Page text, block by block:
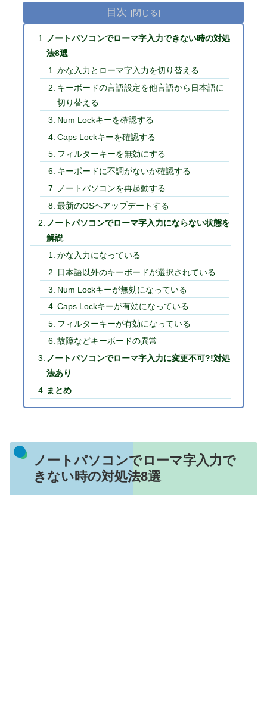
目次
ノートパソコンでローマ字入力できない時の対処
法8選
かな入力とローマ字入力を切り替える
キーボードの言語設定を他言語から日本語に
切り替える
Num Lockキーを確認する
Caps Lockキーを確認する
フィルターキーを無効にする
キーボードに不調がないか確認する
ノートパソコンを再起動する
最新のOSへアップデートする
ノートパソコンでローマ字入力にならない状態を
解説
かな入力になっている
日本語以外のキーボードが選択されている
Num Lockキーが無効になっている
Caps Lockキーが有効になっている
フィルターキーが有効になっている
故障などキーボードの異常
ノートパソコンでローマ字入力に変更不可?!対処
法あり
まとめ
ノートパソコンでローマ字入力で
きない時の対処法8選